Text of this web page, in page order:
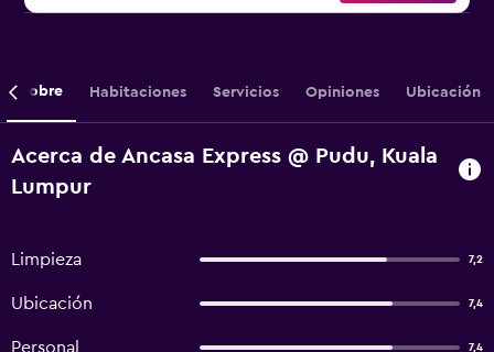
Sobre Habitaciones Servicios Opiniones Ubicación
Acerca de Ancasa Express @ Pudu, Kuala
Lumpur
Limpieza 7,2
Ubicación 7,4
Personal 7,4